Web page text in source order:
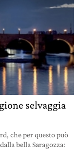
selvaggia
che per questo può
bella Saragozza: